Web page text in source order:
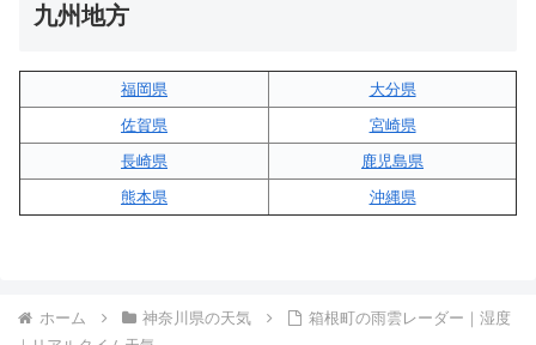
九州地方
福岡県
大分県
佐賀県
宮崎県
長崎県
鹿児島県
熊本県
沖縄県
ホーム 神奈川県の天気
箱根町の雨雲レーダー｜湿度